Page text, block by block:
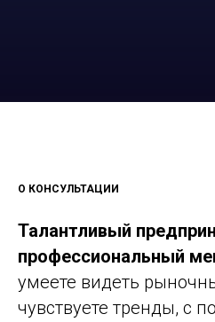
О КОНСУЛЬТАЦИИ
Талантливый
профессиональный
умеете видеть
чувствуете тренды, с